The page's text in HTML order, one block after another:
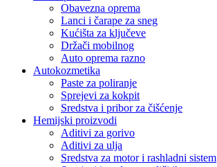
Obavezna oprema
Lanci i čarape za sneg
Kućišta za ključeve
Držači mobilnog
Auto oprema razno
Autokozmetika
Paste za poliranje
Sprejevi za kokpit
Sredstva i pribor za čišćenje
Hemijski proizvodi
Aditivi za gorivo
Aditivi za ulja
Sredstva za motor i rashladni sistem